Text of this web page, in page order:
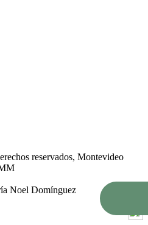
reservados, Montevideo
Noel Domínguez